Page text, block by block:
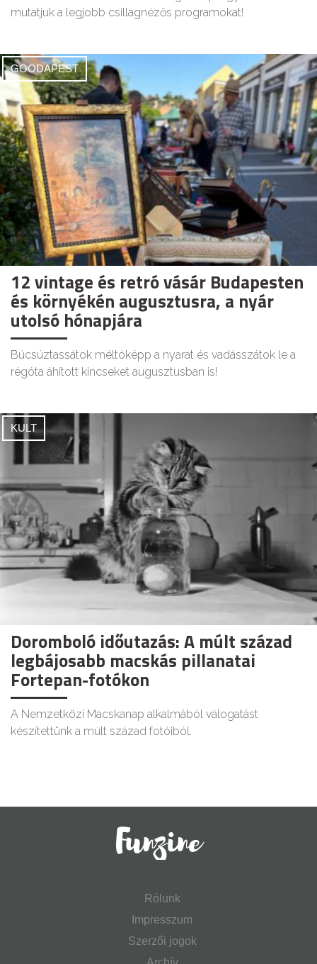
mutatjuk a legjobb csillagnézős programokat!
GOODAPEST
12 vintage és retró vásár Budapesten
és környékén augusztusra, a nyár
utolsó hónapjára
Búcsúztassátok méltóképp a nyarat és vadásszátok le a
régóta áhított kincseket augusztusban is!
KULT
Doromboló időutazás: A múlt század
legbájosabb macskás pillanatai
Fortepan-fotókon
A Nemzetközi Macskanap alkalmából válogatást
készítettünk a múlt század fotóiból.
Rólunk
Impresszum
Szerzői jogok